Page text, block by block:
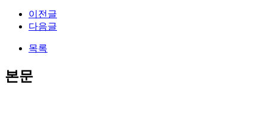
이전글
다음글
목록
본문